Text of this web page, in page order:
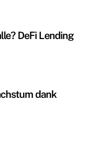
DeFi Lending
dank